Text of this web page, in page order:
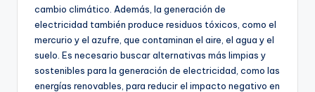
cambio climático. Además, la generación de
electricidad también produce residuos tóxicos, como el
mercurio y el azufre, que contaminan el aire, el agua y el
suelo. Es necesario buscar alternativas más limpias y
sostenibles para la generación de electricidad, como las
energías renovables, para reducir el impacto negativo en